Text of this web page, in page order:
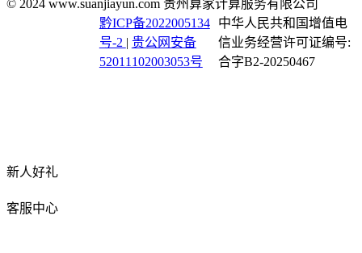
© 2024 www.suanjiayun.com 贵州算家计算服务有限公司
黔ICP备2022005134
号-2 | 贵公网安备
52011102003053号
中华人民共和国增值电
信业务经营许可证编号:
合字B2-20250467
新人好礼
客服中心